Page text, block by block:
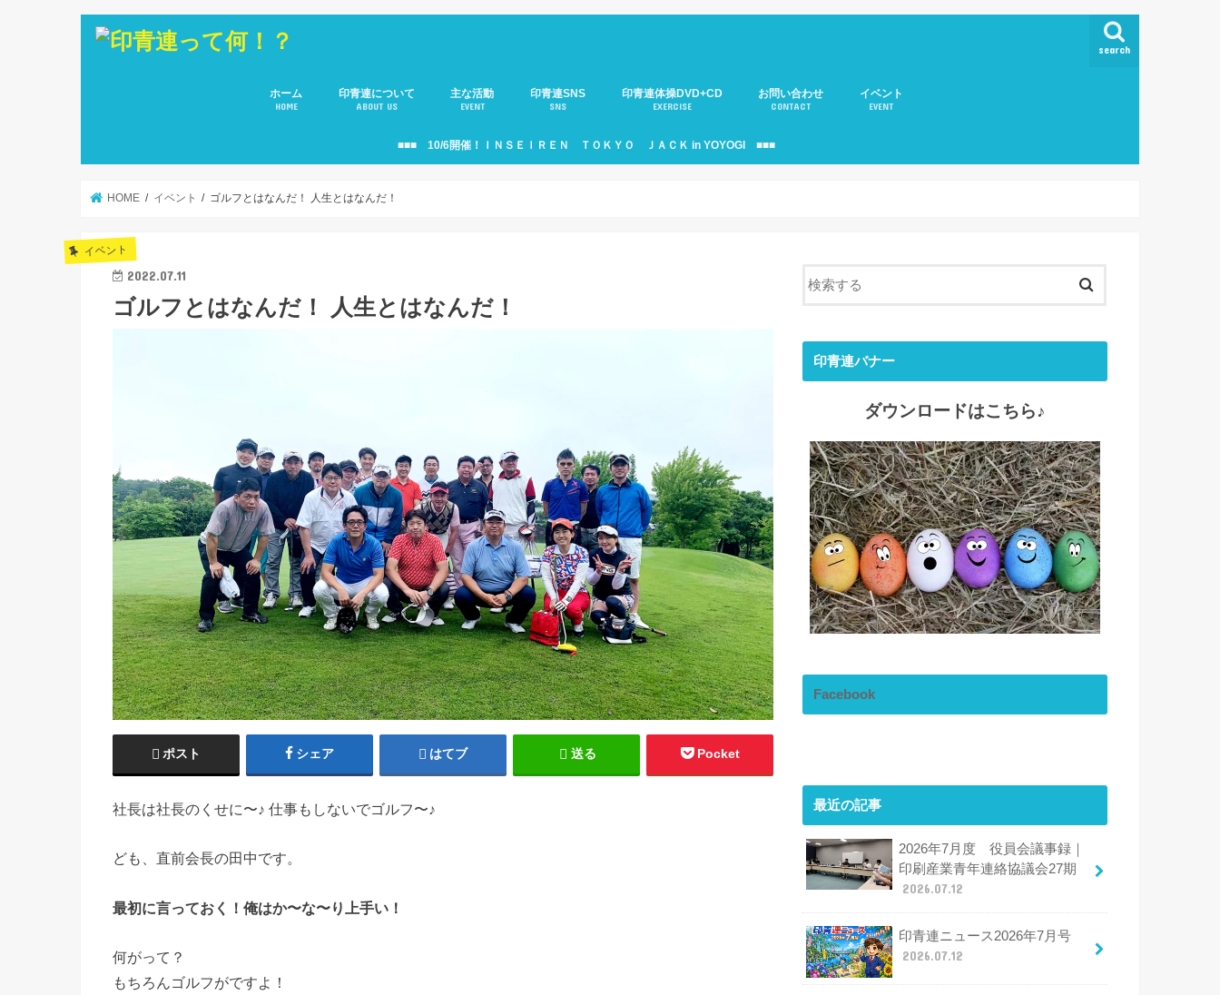
search
ホーム
HOME
印青連について
ABOUT US
副会長のご紹介
役員メンバーのご紹介
所属８団体(青年部)のご紹介
主な活動
EVENT
役員会のご紹介
印青連ニュース
移動サロンのご紹介
大人の運動会
サミットのご紹介
印青連・駅伝部のご紹介
見本市のご紹介
支援活動のご紹介
10周年記念式典
印青連バナーのご紹介
印青連SNS
SNS
印青連体操DVD+CD
EXERCISE
お問い合わせ
CONTACT
個人情報の取扱いについて
イベント
EVENT
■■■ 10/6開催！ＩＮＳＥＩＲＥＮ ＴＯＫＹＯ ＪＡＣＫ in YOYOGI ■■■
HOME イベント ゴルフとはなんだ！ 人生とはなんだ！
イベント
2022.07.11
ゴルフとはなんだ！ 人生とはなんだ！
ポスト シェア はてブ 送る Pocket
社長は社長のくせに〜♪ 仕事もしないでゴルフ〜♪
ども、直前会長の田中です。
最初に言っておく！俺はか〜な〜り上手い！
何がって？
もちろんゴルフがですよ！
印青連バナー
ダウンロードはこちら♪
Facebook
最近の記事
2026年7月度 役員会議事録｜
印刷産業青年連絡協議会27期
2026.07.12
印青連ニュース2026年7月号
2026.07.12